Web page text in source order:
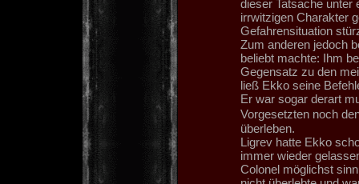
dieser Tatsache unter
irrwitzigen Charakter
Gefahrensituation
Zum anderen jedoch
beliebt machte: Ihm
Gegensatz zu den
ließ Ekko seine
Er war sogar derart
Vorgesetzten noch
überleben.
Ligrev hatte Ekko
immer wieder
Colonel möglichst